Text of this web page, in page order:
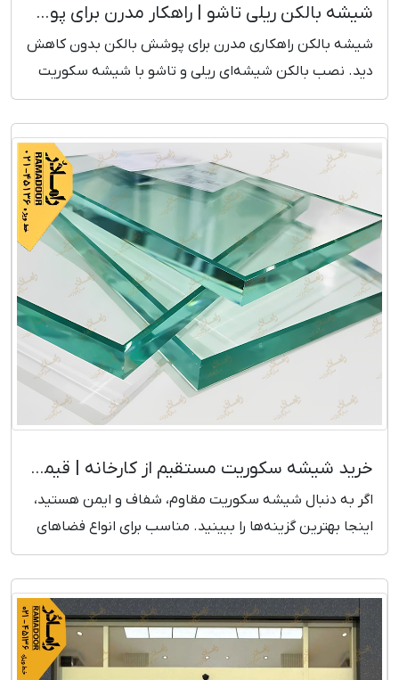
شیشه بالکن ریلی تاشو | راهکار مدرن برای پوشش بالکن
شیشه بالکن راهکاری مدرن برای پوشش بالکن بدون کاهش
دید. نصب بالکن شیشه‌ای ریلی و تاشو با شیشه سکوریت
مقاوم و طراحی زیبا. مشاوره و بازدید رایگان
خرید شیشه سکوریت مستقیم از کارخانه | قیمت بروز و رقابتی
اگر به دنبال شیشه سکوریت مقاوم، شفاف و ایمن هستید،
اینجا بهترین گزینه‌ها را ببینید. مناسب برای انواع فضاهای
ساختمانی و تجاری.